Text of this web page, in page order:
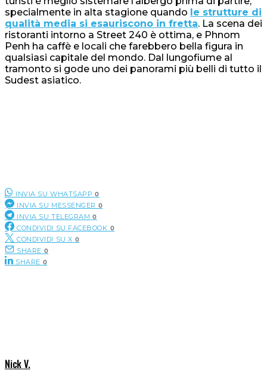
specialmente in alta stagione quando le strutture di
qualità media si esauriscono in fretta. La scena dei
ristoranti intorno a Street 240 è ottima, e Phnom
Penh ha caffè e locali che farebbero bella figura in
qualsiasi capitale del mondo. Dal lungofiume al
tramonto si gode uno dei panorami più belli di tutto il
Sudest asiatico.
INVIA SU WHATSAPP 0
INVIA SU MESSENGER 0
INVIA SU TELEGRAM 0
CONDIVIDI SU FACEBOOK 0
CONDIVIDI SU X 0
SHARE 0
SHARE 0
Nick V.